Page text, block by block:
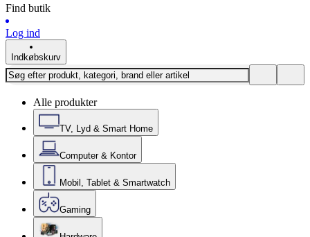
Find butik
Log ind
Indkøbskurv
Alle produkter
TV, Lyd & Smart Home
Computer & Kontor
Mobil, Tablet & Smartwatch
Gaming